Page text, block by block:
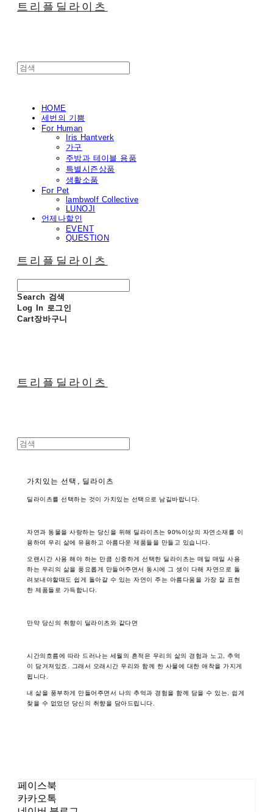
트리플딜라이츠
HOME
세번의 기쁨
For Human
Iris Hantverk
가구
주방과 테이블 용품
특별시즌상품
생활소품
For Pet
lambwolf Collective
LUNOJI
언제나할인
EVENT
QUESTION
트리플딜라이츠
Search 검색
Log In 로그인
Cart장바구니
트리플딜라이츠
가치있는 선택, 딜라이츠
딜라이츠를 선택하는 것이 가치있는 선택으로 남길바랍니다.
자연과 동물을 사랑하는 당신을 위해 딜라이츠는 90%이상의 자연소재를 이
용하여 우리 삶에 유용하고 아름다운 제품들을 만들고 있습니다.
오랜시간 사용 해야 하는 만큼 신중하게 선택한 딜라이츠는 매일 매일 사용
하는 우리의 삶을 풍요롭게 만들어주면서 동시에 그 생이 다해 자연으로 돌
려보내야할때도 쉽게 돌아갈 수 있는 자연이 주는 아름다움을 가장 잘 표현
한 제품들로 가득합니다.
만약 당신의 취향이 딜라이츠와 같다면
시간의흐름에 따라 드러나는 세월의 흔적은 우리의 삶의 경험과 노고, 추억
이 담겨져있죠. 그래서 오래시간 우리와 함께 한 사물에 대한 애착을 가지게
됩니다.
내 삶을 풍부하게 만들어주면서 나의 추억과 경험을 함께 담을 수 있는, 쉽게
찾을 수 없었던 당신의 취향을 담아드립니다.
페이스북
카카오톡